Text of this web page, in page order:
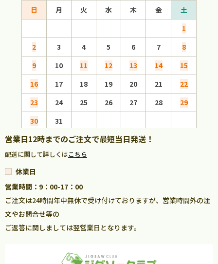
日 月 火 水 木 金
土
1
2
3 4 5 6 7
8
9
10 11 12 13 14
15
16
17 18 19 20 21
22
23
24 25 26 27 28
29
30
31
営業日12時までのご注文で最短当日発送！
配送に関して詳しくはこちら
休業日
営業時間：9：00-17：00
ご注文は24時間年中無休で受け付けておりますが、営業時間外の注
文やお問合せ等の
ご返答に関しましては翌営業日となります。